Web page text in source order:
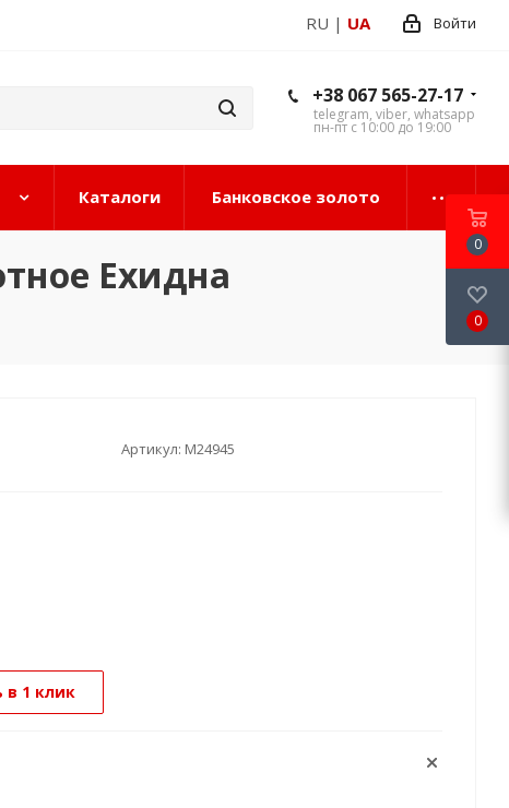
Войти
RU | UA
+38 067 565-27-17
telegram, viber, whatsapp
пн-пт с 10:00 до 19:00
Каталоги Банковское золото
Ехидна
Артикул: М24945
в 1 клик
0
0